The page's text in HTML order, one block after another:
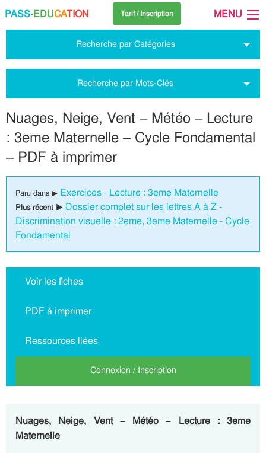
PASS-EDUCATION Tarif / Inscription MENU
Recherche par Catégories
Recherche par Mots-Clés
Nuages, Neige, Vent – Météo – Lecture
: 3eme Maternelle – Cycle Fondamental
– PDF à imprimer
Paru dans ▶ Exercices - Lecture : 3eme Maternelle
Plus récent ▶ Dossier complet sur les lettres A à Z -
Discrimination visuelle : 2eme, 3eme Maternelle - Cycle
Fondamental
Voir les fiches
PDF à imprimer
Ressources liées
Connexion / Inscription
Nuages, Neige, Vent – Météo – Lecture : 3eme
Maternelle